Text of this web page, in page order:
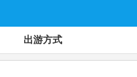
出游方式